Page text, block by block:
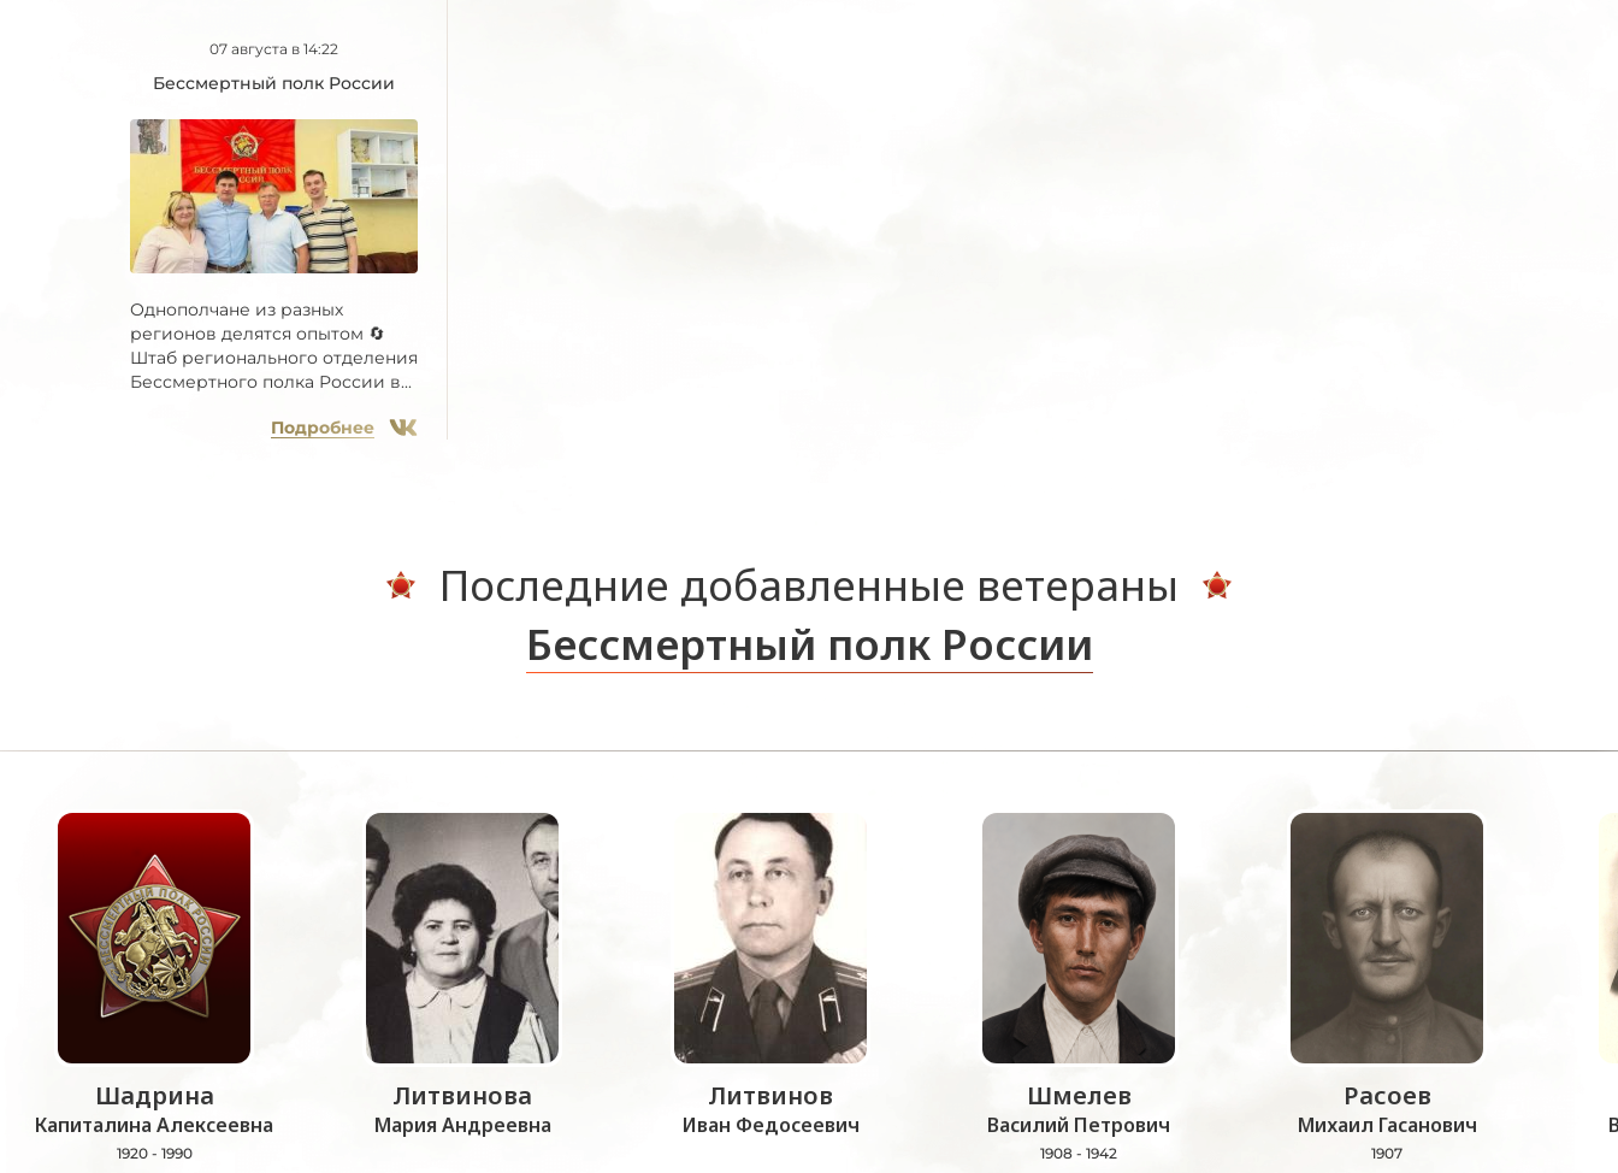
07 августа в 14:22
Бессмертный полк России
Однополчане из разных
регионов делятся опытом 🔄
Штаб регионального отделения
Бессмертного полка России в...
Подробнее
Последние добавленные ветераны
Бессмертный полк России
Шадрина
Капиталина Алексеевна
1920 - 1990
Литвинова
Мария Андреевна
Литвинов
Иван Федосеевич
Шмелев
Василий Петрович
1908 - 1942
Расоев
Михаил Гасанович
1907